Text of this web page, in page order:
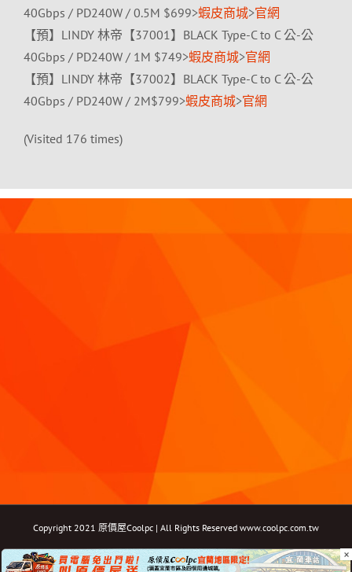
40Gbps / PD240W / 0.5M $699>蝦皮商城>官網
【預】LINDY 林帝【37001】BLACK Type-C to C 公-公
40Gbps / PD240W / 1M $749>蝦皮商城>官網
【預】LINDY 林帝【37002】BLACK Type-C to C 公-公
40Gbps / PD240W / 2M$799>蝦皮商城>官網
(Visited 176 times)
Copyright 2021 原價屋Coolpc | All Rights Reserved www.coolpc.com.tw
FacebookInstagramYouTubeTwitterEmail: ×